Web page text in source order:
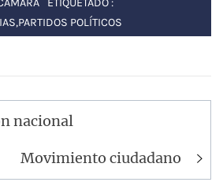
,PARTIDOS POLÍTICOS
nacional
Movimiento ciudadano